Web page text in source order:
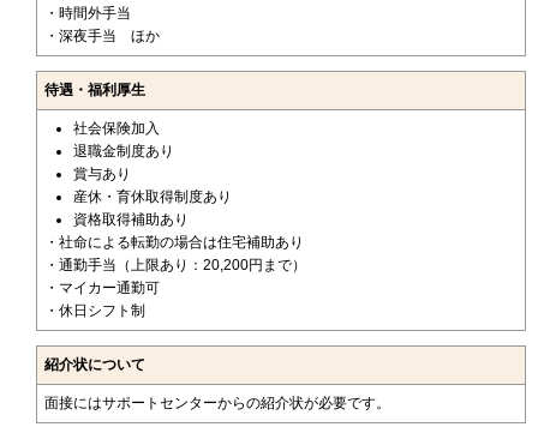
・時間外手当
・深夜手当 ほか
待遇・福利厚生
社会保険加入
退職金制度あり
賞与あり
産休・育休取得制度あり
資格取得補助あり
・社命による転勤の場合は住宅補助あり
・通勤手当（上限あり：20,200円まで）
・マイカー通勤可
・休日シフト制
紹介状について
面接にはサポートセンターからの紹介状が必要です。